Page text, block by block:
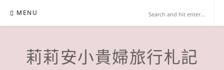
content
MENU
莉莉安小貴婦旅行札記